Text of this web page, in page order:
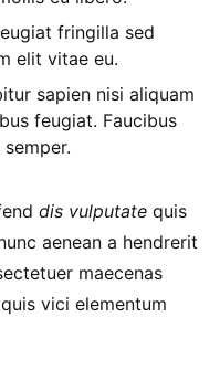
fringilla sed
elit vitae eu.
sapien nisi aliquam
feugiat. Faucibus
dis vulputate quis
aenean a hendrerit
maecenas
vici elementum